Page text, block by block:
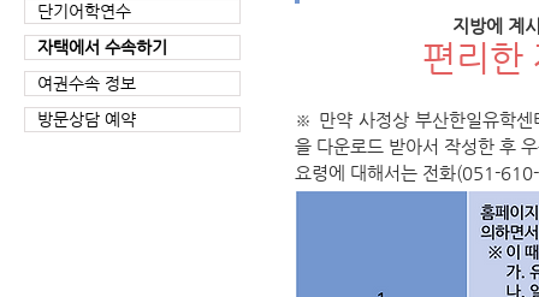
단기어학연수
자택에서 수속하기
여권수속 정보
방문상담 예약
지방에 계
편리한
※ 만약 사정상 부산한일유학센
을 다운로드 받아서 작성한 후
요령에 대해서는 전화(051-